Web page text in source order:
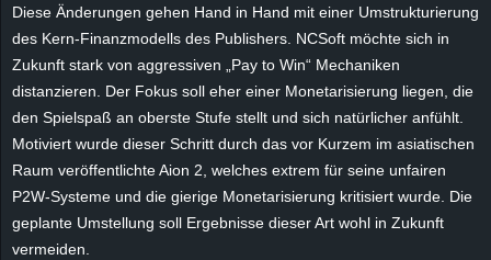
Diese Änderungen gehen Hand in Hand mit einer Umstrukturierung
des Kern-Finanzmodells des Publishers. NCSoft möchte sich in
Zukunft stark von aggressiven „Pay to Win“ Mechaniken
distanzieren. Der Fokus soll eher einer Monetarisierung liegen, die
den Spielspaß an oberste Stufe stellt und sich natürlicher anfühlt.
Motiviert wurde dieser Schritt durch das vor Kurzem im asiatischen
Raum veröffentlichte Aion 2, welches extrem für seine unfairen
P2W-Systeme und die gierige Monetarisierung kritisiert wurde. Die
geplante Umstellung soll Ergebnisse dieser Art wohl in Zukunft
vermeiden.